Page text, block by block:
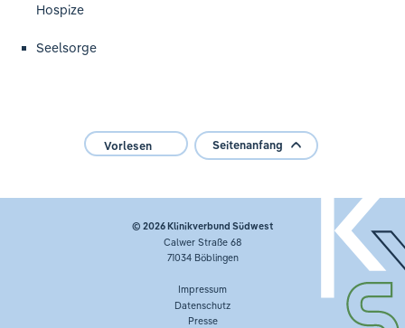
Hospize
Seelsorge
Vorlesen Seitenanfang
© 2026Klinikverbund Südwest
Calwer Straße 68
71034 Böblingen
Impressum
Datenschutz
Presse